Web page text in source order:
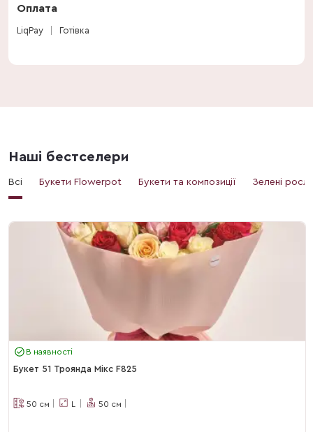
Оплата
LiqPay Готівка
Наші бестселери
Всі Букети Flowerpot Букети та композиції Зелені
В наявності
Букет 51 Троянда Мікс F825
50 см L 50 см